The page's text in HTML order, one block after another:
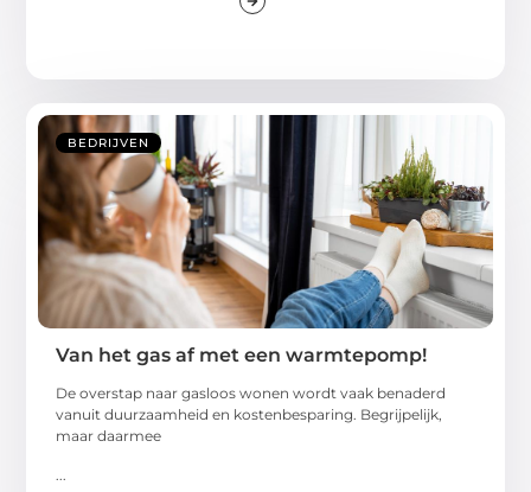
BEDRIJVEN
Van het gas af met een warmtepomp!
De overstap naar gasloos wonen wordt vaak benaderd
vanuit duurzaamheid en kostenbesparing. Begrijpelijk,
maar daarmee